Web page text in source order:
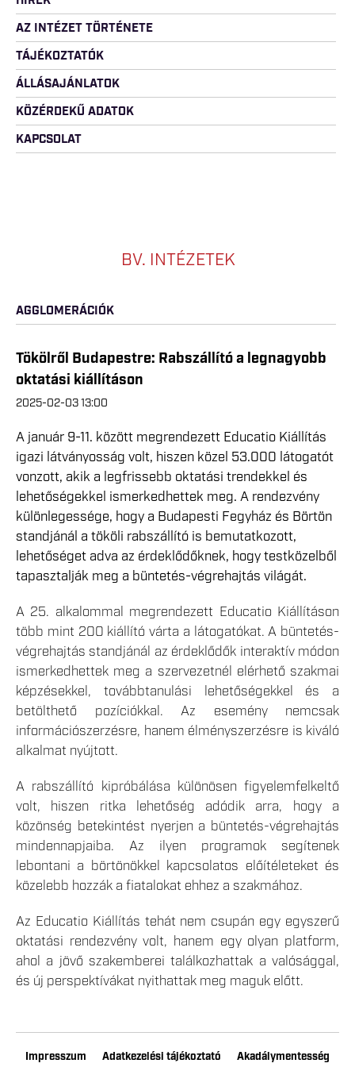
AZ INTÉZET TÖRTÉNETE
TÁJÉKOZTATÓK
ÁLLÁSAJÁNLATOK
KÖZÉRDEKŰ ADATOK
KAPCSOLAT
BV. INTÉZETEK
AGGLOMERÁCIÓK
Tökölről Budapestre: Rabszállító a legnagyobb
oktatási kiállításon
2025-02-03 13:00
A január 9-11. között megrendezett Educatio Kiállítás
igazi látványosság volt, hiszen közel 53.000 látogatót
vonzott, akik a legfrissebb oktatási trendekkel és
lehetőségekkel ismerkedhettek meg. A rendezvény
különlegessége, hogy a Budapesti Fegyház és Börtön
standjánál a tököli rabszállító is bemutatkozott,
lehetőséget adva az érdeklődőknek, hogy testközelből
tapasztalják meg a büntetés-végrehajtás világát.
A 25. alkalommal megrendezett Educatio Kiállításon
több mint 200 kiállító várta a látogatókat. A büntetés-
végrehajtás standjánál az érdeklődők interaktív módon
ismerkedhettek meg a szervezetnél elérhető szakmai
képzésekkel, továbbtanulási lehetőségekkel és a
betölthető pozíciókkal. Az esemény nemcsak
információszerzésre, hanem élményszerzésre is kiváló
alkalmat nyújtott.
A rabszállító kipróbálása különösen figyelemfelkeltő
volt, hiszen ritka lehetőség adódik arra, hogy a
közönség betekintést nyerjen a büntetés-végrehajtás
mindennapjaiba. Az ilyen programok segítenek
lebontani a börtönökkel kapcsolatos előítéleteket és
közelebb hozzák a fiatalokat ehhez a szakmához.
Az Educatio Kiállítás tehát nem csupán egy egyszerű
oktatási rendezvény volt, hanem egy olyan platform,
ahol a jövő szakemberei találkozhattak a valósággal,
és új perspektívákat nyithattak meg maguk előtt.
Impresszum Adatkezelési tájékoztató Akadálymentesség